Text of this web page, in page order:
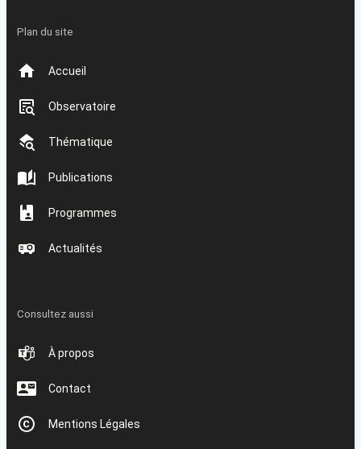
Plan du site
Accueil
Observatoire
Thématique
Publications
Programmes
Actualités
Consultez aussi
À propos
Contact
Mentions Légales